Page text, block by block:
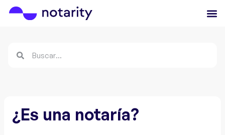
¿Es una notaría?